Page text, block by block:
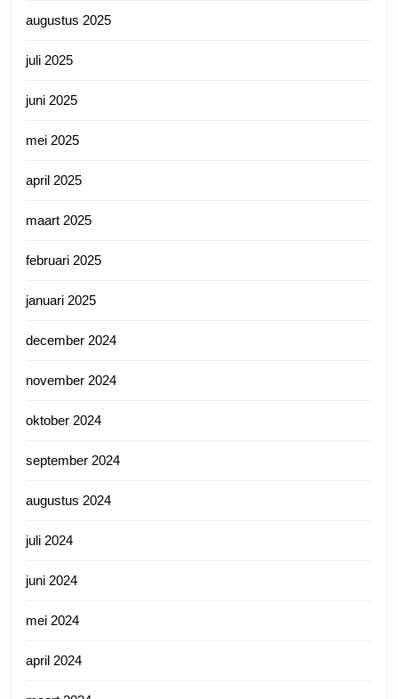
augustus 2025
juli 2025
juni 2025
mei 2025
april 2025
maart 2025
februari 2025
januari 2025
december 2024
november 2024
oktober 2024
september 2024
augustus 2024
juli 2024
juni 2024
mei 2024
april 2024